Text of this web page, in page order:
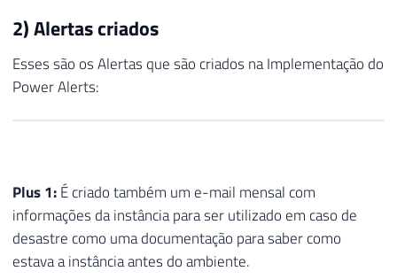
2) Alertas criados
Esses são os Alertas que são criados na Implementação do
Power Alerts:
Plus 1:É criado também um e-mail mensal com
informações da instância para ser utilizado em caso de
desastre como uma documentação para saber como
estava a instância antes do ambiente.